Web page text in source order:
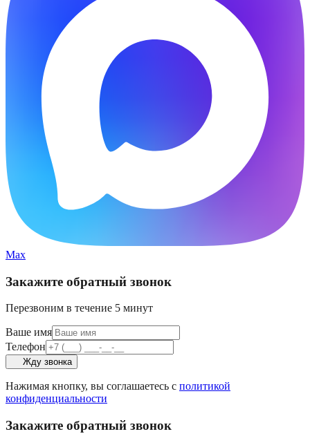
Max
Закажите обратный звонок
Перезвоним в течение 5 минут
Ваше имя
Телефон
Жду звонка
Нажимая кнопку, вы соглашаетесь с политикой
конфиденциальности
Закажите обратный звонок